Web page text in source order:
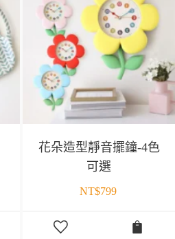
花朵造型靜音擺鐘-4色
可選
NT$799